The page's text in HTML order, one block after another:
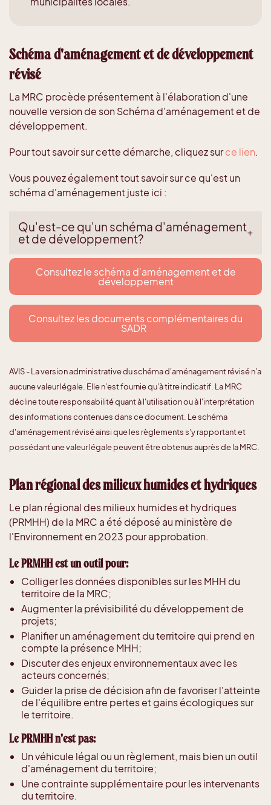
Schéma d'aménagement et de développement
révisé
La MRC procède présentement à l'élaboration d'une
nouvelle version de son Schéma d'aménagement et de
développement.
Pour tout savoir sur cette démarche, cliquez surce lien.
Vous pouvez également tout savoir sur ce qu'est un
schéma d'aménagement juste ici :
Qu'est-ce qu'un schéma d'aménagement
et de développement?
Consultez le schéma d'aménagement et de
développement
Consultez les documents complémentaires du
SADR
AVIS - La version administrative du schéma d'aménagement révisé n'a
aucune valeur légale. Elle n'est fournie qu'à titre indicatif. La MRC
décline toute responsabilité quant à l'utilisation ou à l'interprétation
des informations contenues dans ce document. Le schéma
d'aménagement révisé ainsi que les règlements s'y rapportant et
possédant une valeur légale peuvent être obtenus auprès de la MRC.
Plan régional des milieux humides et hydriques
Le plan régional des milieux humides et hydriques
(PRMHH) de la MRC a été déposé au ministère de
l'Environnement en 2023 pour approbation.
Le PRMHH est un outil pour:
Colliger les données disponibles sur les MHH du
territoire de la MRC;
Augmenter la prévisibilité du développement de
projets;
Planifier un aménagement du territoire qui prend en
compte la présence MHH;
Discuter des enjeux environnementaux avec les
acteurs concernés;
Guider la prise de décision afin de favoriser l'atteinte
de l'équilibre entre pertes et gains écologiques sur
le territoire.
Le PRMHH n'est pas:
Un véhicule légal ou un règlement, mais bien un outil
d'aménagement du territoire;
Une contrainte supplémentaire pour les intervenants
du territoire.